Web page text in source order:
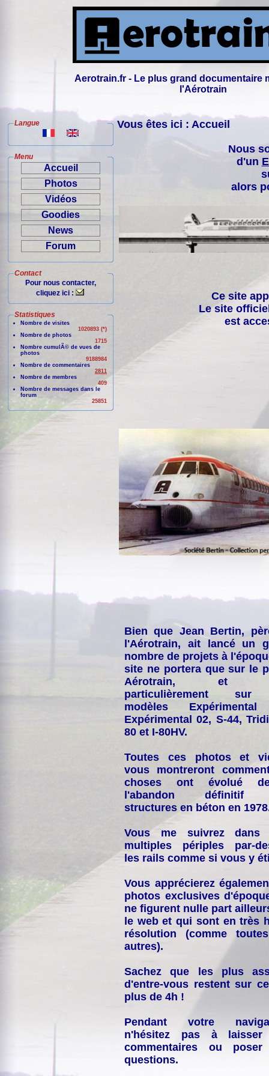
Aerotrain.fr - Le plus grand documentaire
l'Aérotrain
Langue
Menu
Accueil
Photos
Vidéos
Goodies
News
Forum
Contact
Pour nous contacter,
cliquez ici :
Statistiques
Nombre de visites
1020893 (*)
Nombre de photos
1715
Nombre cumulÃ© de vues de
photos
9188984
Nombre de commentaires
2811
Nombre de membres
409
Nombre de messages dans le
forum
25851
Vous êtes ici : Accueil
Nous
d'un
alors
Ce site
Le site
est
Bien que Jean Bertin,
l'Aérotrain, ait lancé un
nombre de projets à
site ne portera que sur le
Aérotrain, et
particulièrement
modèles
Expérimental 02, S-44,
80 et I-80HV.
Toutes ces photos et
vous montreront
choses ont évolué
l'abandon définitif
structures en béton en
Vous me suivrez dans
multiples périples par-
les rails comme si vous y
Vous apprécierez
photos exclusives
ne figurent nulle part
le web et qui sont en très
résolution (comme
autres).
Sachez que les plus
d'entre-vous restent sur
plus de 4h !
Pendant votre
n'hésitez pas à laisser
commentaires ou
questions.